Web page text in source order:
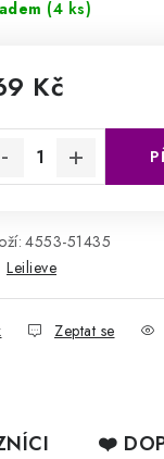
(4 ks)
Kč
4553-51435
Leilieve
Zeptat se
❤️